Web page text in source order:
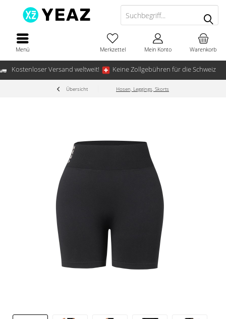
Kostenloser Versand weltweit! Keine Zollgebühren für die Schweiz
Menü Warenkorb
Merkzettel Mein Konto
Übersicht Hosen, Leggings, Skorts